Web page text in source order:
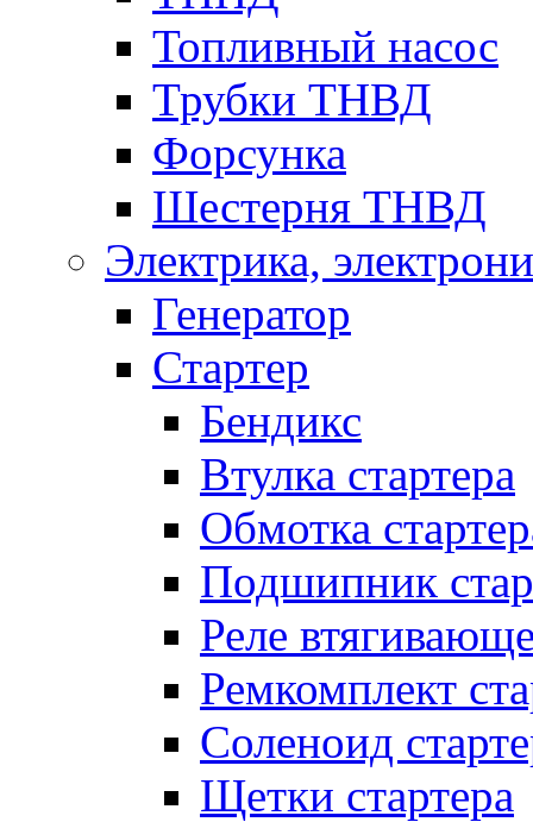
Топливный насос
Трубки ТНВД
Форсунка
Шестерня ТНВД
Электрика,
Генератор
Стартер
Бендикс
Втулка стартера
Обмотка
Подшипник
Реле
Ремкомплект
Соленоид
Щетки стартера